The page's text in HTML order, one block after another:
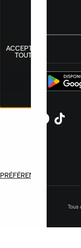
Tous
ACCEPTER
TOUT
PRÉFÉRENCES